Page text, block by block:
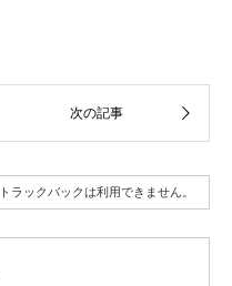
トラックバックは利用できません。